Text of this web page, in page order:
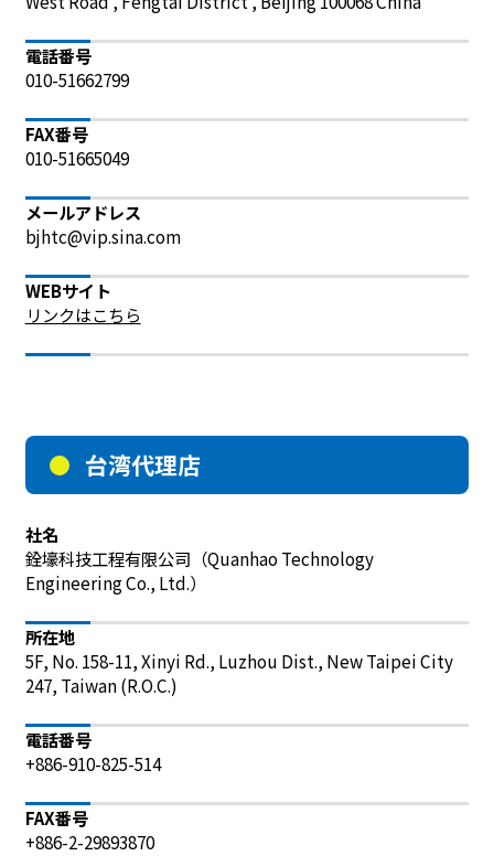
電話番号
010-51662799
FAX番号
010-51665049
メールアドレス
bjhtc@vip.sina.com
WEBサイト
リンクはこちら
台湾代理店
社名
銓壕科技工程有限公司（Quanhao Technology
Engineering Co., Ltd.）
所在地
5F, No. 158-11, Xinyi Rd., Luzhou Dist., New Taipei City
247, Taiwan (R.O.C.)
電話番号
+886-910-825-514
FAX番号
+886-2-29893870